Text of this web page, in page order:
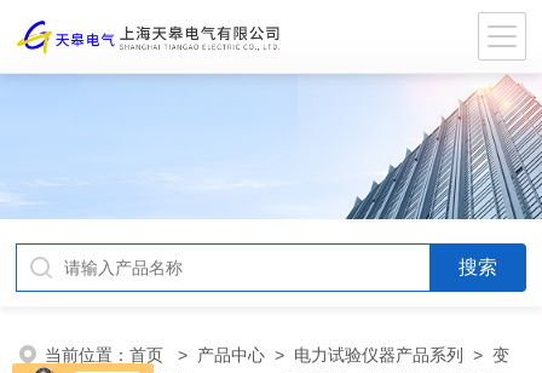
当前位置：首页 > 产品中心 > 电力试验仪器产品系列 >变